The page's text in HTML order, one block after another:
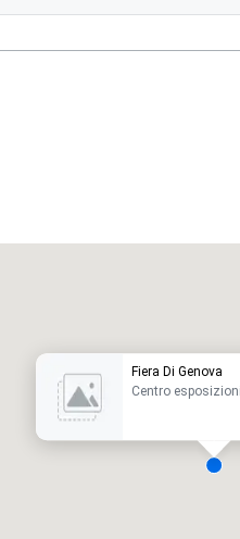
Fiera Di Genova
Centro